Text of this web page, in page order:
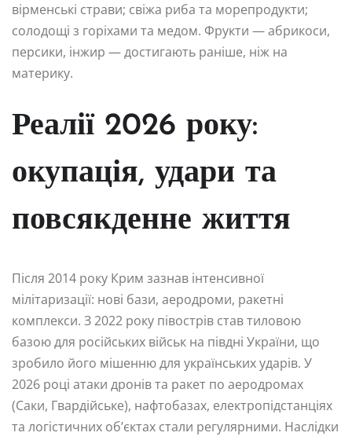
вірменські страви; свіжа риба та морепродукти;
солодощі з горіхами та медом. Фрукти — абрикоси,
персики, інжир — достигають раніше, ніж на
материку.
Реалії 2026 року:
окупація, удари та
повсякденне життя
Після 2014 року Крим зазнав інтенсивної
мілітаризації: нові бази, аеродроми, ракетні
комплекси. З 2022 року півострів став тиловою
базою для російських військ на півдні України, що
зробило його мішенню для українських ударів. У
2026 році атаки дронів та ракет по аеродромах
(Саки, Гвардійське), нафтобазах, електропідстанціях
та логістичних об’єктах стали регулярними. Наслідки